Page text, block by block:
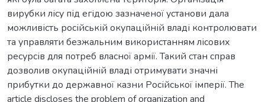
вирубки лісу під егідою зазначеної установи дала
можливість російській окупаційній владі контролювати
та управляти безжальним використанням лісових
ресурсів для потреб власної армії. Такий стан справ
дозволив окупаційній владі отримувати значні
прибутки до державної казни Російської імперії. The
article discloses the problem of organization and